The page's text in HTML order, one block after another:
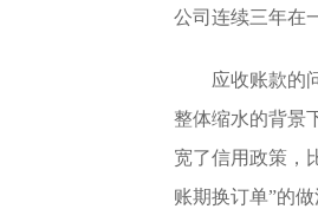
公司连续三年在
应收账款的
整体缩水的背景
宽了信用政策，
账期换订单”的